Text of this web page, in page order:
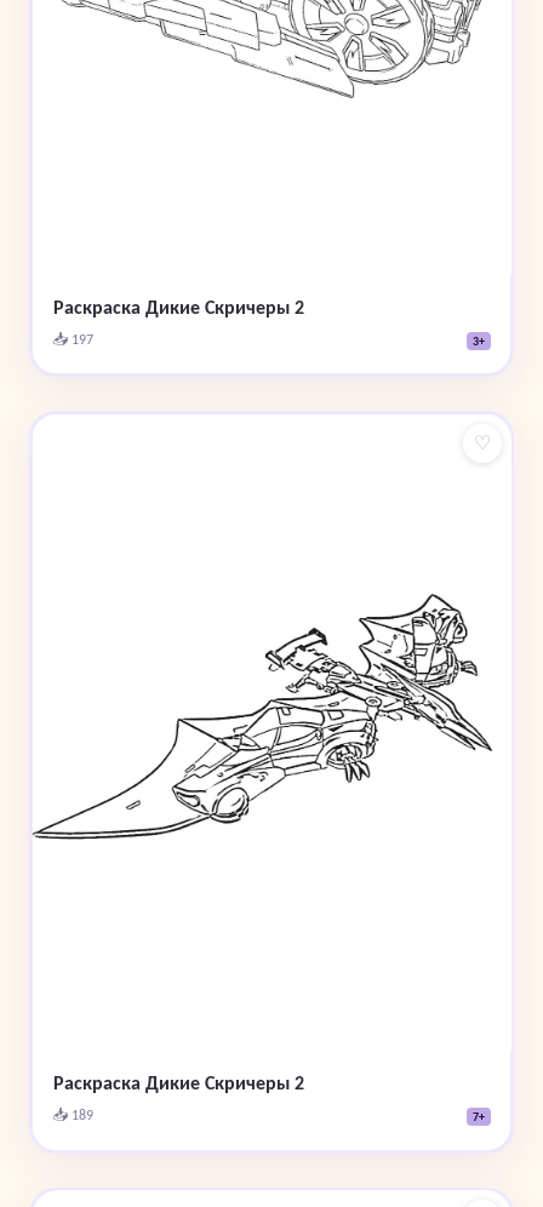
Раскраска Дикие Скричеры 2
📥 197 3+
♡
Раскраска Дикие Скричеры 2
📥 189 7+